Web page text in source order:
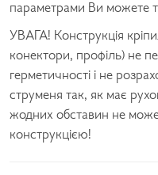
параметрами Ви можете
УВАГА! Конструкція
конектори, профіль) не
герметичності і не
струменя так, як має
жодних обставин не
конструкцією!